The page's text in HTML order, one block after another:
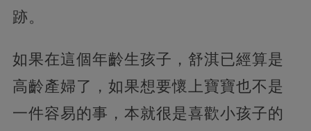
跡。
如果在這個年齡生孩子，舒淇已經算是
高齡產婦了，如果想要懷上寶寶也不是
一件容易的事，本就很是喜歡小孩子的